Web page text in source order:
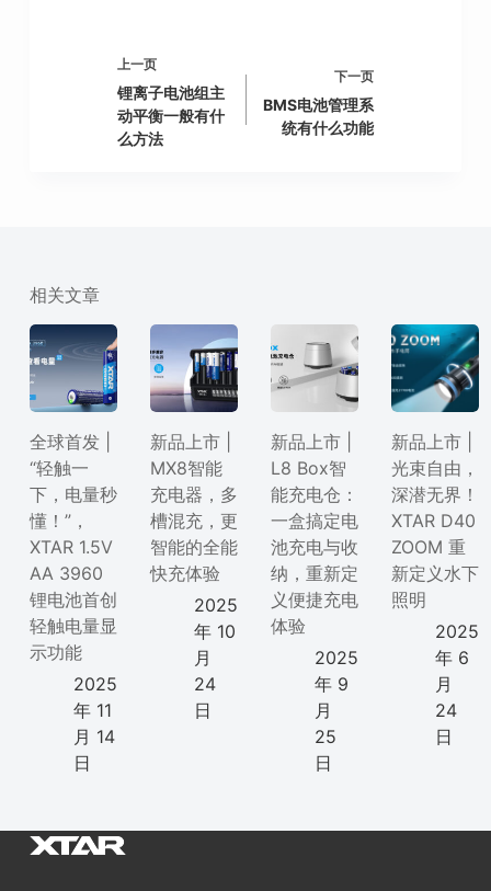
上一页
锂离子电池组主
动平衡一般有什
么方法
下一页
BMS电池管理系
统有什么功能
相关文章
全球首发 |
“轻触一
下，电量秒
懂！”，
XTAR 1.5V
AA 3960
锂电池首创
轻触电量显
示功能
2025
年 11
月 14
日
新品上市 |
MX8智能
充电器，多
槽混充，更
智能的全能
快充体验
2025
年 10
月
24
日
新品上市 |
L8 Box智
能充电仓：
一盒搞定电
池充电与收
纳，重新定
义便捷充电
体验
2025
年 9
月
25
日
新品上市 |
光束自由，
深潜无界！
XTAR D40
ZOOM 重
新定义水下
照明
2025
年 6
月
24
日